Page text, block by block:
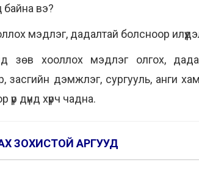
вэ?
мэдлэг, дадалтай болсноор
зөв хооллох мэдлэг олгох,
засгийн дэмжлэг, сургууль, анги
дүнд хүрч чадна.
ЗОХИСТОЙ АРГУУД